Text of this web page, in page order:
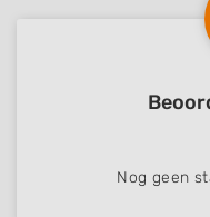
Nog geen
Identify devices